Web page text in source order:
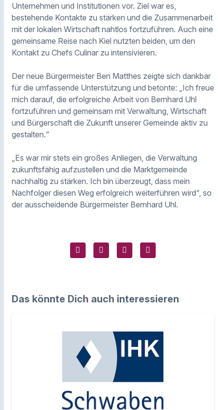
Unternehmen und Institutionen vor. Ziel war es,
bestehende Kontakte zu stärken und die Zusammenarbeit
mit der lokalen Wirtschaft nahtlos fortzuführen. Auch eine
gemeinsame Reise nach Kiel nutzten beiden, um den
Kontakt zu Chefs Culinar zu intensivieren.
Der neue Bürgermeister Ben Matthes zeigte sich dankbar
für die umfassende Unterstützung und betonte: „Ich freue
mich darauf, die erfolgreiche Arbeit von Bernhard Uhl
fortzuführen und gemeinsam mit Verwaltung, Wirtschaft
und Bürgerschaft die Zukunft unserer Gemeinde aktiv zu
gestalten.“
„Es war mir stets ein großes Anliegen, die Verwaltung
zukunftsfähig aufzustellen und die Marktgemeinde
nachhaltig zu stärken. Ich bin überzeugt, dass mein
Nachfolger diesen Weg erfolgreich weiterführen wird“, so
der ausscheidende Bürgermeister Bernhard Uhl.
Das könnte Dich auch interessieren